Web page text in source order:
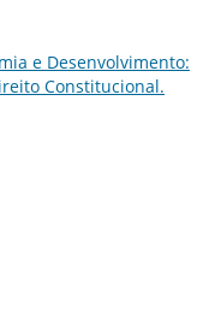
e Desenvolvimento:
Constitucional.